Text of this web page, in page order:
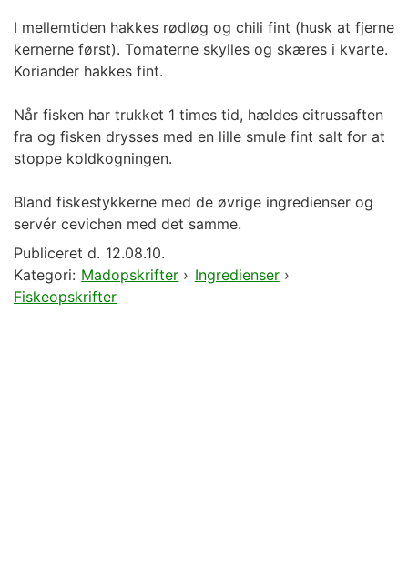
I mellemtiden hakkes rødløg og chili fint (husk at fjerne
kernerne først). Tomaterne skylles og skæres i kvarte.
Koriander hakkes fint.
Når fisken har trukket 1 times tid, hældes citrussaften
fra og fisken drysses med en lille smule fint salt for at
stoppe koldkogningen.
Bland fiskestykkerne med de øvrige ingredienser og
servér cevichen med det samme.
Publiceret d. 12.08.10.
Kategori: Madopskrifter › Ingredienser›
Fiskeopskrifter